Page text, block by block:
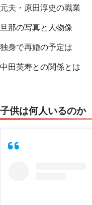
元夫・原田淳史の職業
旦那の写真と人物像
独身で再婚の予定は
中田英寿との関係とは
子供は何人いるのか